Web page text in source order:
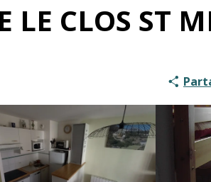
LE CLOS ST